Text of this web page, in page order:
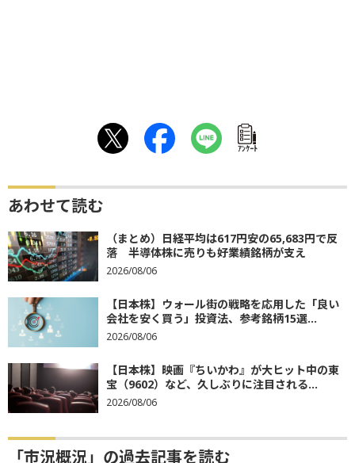
ｱﾝｹｰﾄ
あわせて読む
（まとめ）日経平均は617円安の65,683円で反
落 半導体株に売りも好業績銘柄が支え
2026/08/06
【日本株】ウォール街の戦略を応用した「良い
会社を安く買う」投資法、参考銘柄15選...
2026/08/06
【日本株】映画『ちいかわ』が大ヒット中の東
宝（9602）など、久しぶりに注目される...
2026/08/06
「市況概況」の過去記事を読む